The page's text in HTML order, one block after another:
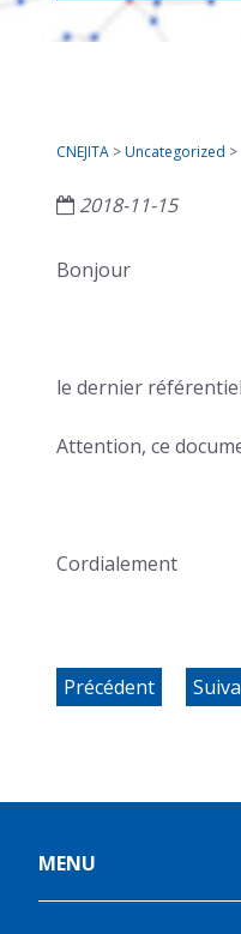
CNEJITA >Uncategorized >
2018-11-15
Bonjour
le dernier
Attention, ce
Cordialement
Précédent
MENU